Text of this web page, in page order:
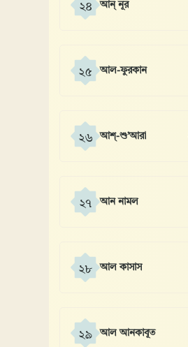
২৪ আন্ নূর
২৫ আল-ফুরকান
২৬ আশ্-শু’আরা
২৭ আন নামল
২৮ আল কাসাস
২৯ আল আনকাবূত